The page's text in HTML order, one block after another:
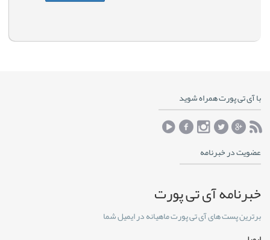
با آی تی پورت همراه شوید
عضویت در خبرنامه
خبرنامه آی تی پورت
برترین پست های آی تی پورت ماهیانه در ایمیل شما